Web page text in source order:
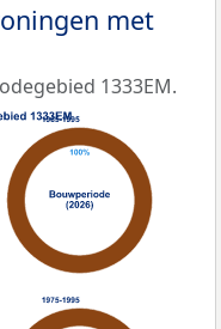
met
1333EM.